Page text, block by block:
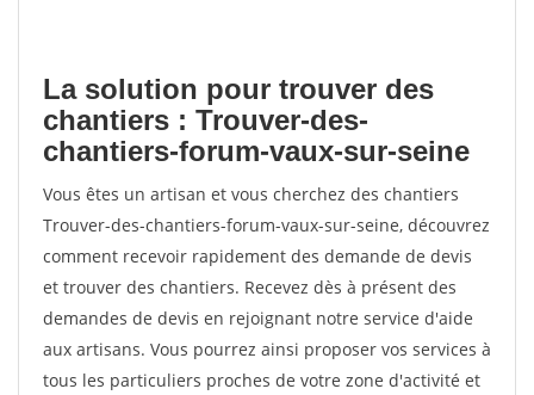
La solution pour trouver des
chantiers : Trouver-des-
chantiers-forum-vaux-sur-seine
Vous êtes un artisan et vous cherchez des chantiers
Trouver-des-chantiers-forum-vaux-sur-seine, découvrez
comment recevoir rapidement des demande de devis
et trouver des chantiers. Recevez dès à présent des
demandes de devis en rejoignant notre service d'aide
aux artisans. Vous pourrez ainsi proposer vos services à
tous les particuliers proches de votre zone d'activité et